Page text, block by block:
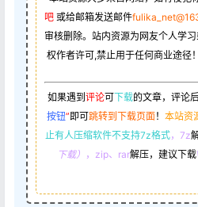
吧 或给邮箱发送邮件
审核删除。站内资源为网友个人学
权作者许可,禁止用于任何商业途径
如果遇到评论可下载的文章，评论
按钮”即可跳转到下载页面！ 本站资
止有人压缩软件不支持7z格式，7z
下载） ，zip、rar解压，建议下载